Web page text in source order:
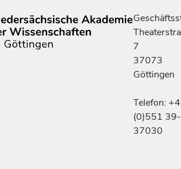
7
37073
Göttingen
Telefon:
(0)551 39-
37030